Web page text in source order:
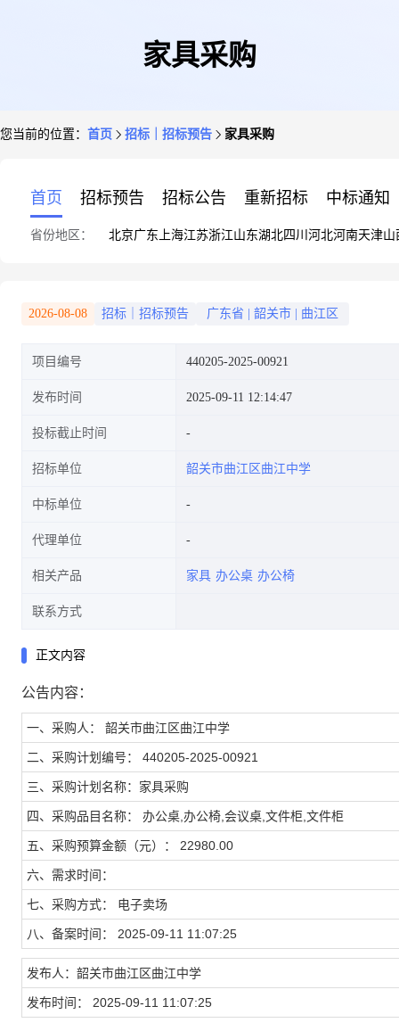
家具采购
您当前的位置： 首页 招标｜招标预告 家具采购
首页 招标预告 招标公告 重新招标 中标通知
省份地区： 北京广东 上海江苏浙江山东湖北四川 河北河南天津山
2026-08-08 招标｜招标预告 广东省 韶关市 曲江区
项目编号 440205-2025-00921
发布时间 2025-09-11 12:14:47
投标截止时间
招标单位 韶关市曲江区曲江中学
中标单位
代理单位
相关产品 家具 办公桌 办公椅
联系方式
正文内容
公告内容：
一、采购人： 韶关市曲江区曲江中学
二、采购计划编号： 440205-2025-00921
三、采购计划名称：家具采购
四、采购品目名称： 办公桌,办公椅,会议桌,文件柜,文件柜
五、采购预算金额（元）： 22980.00
六、需求时间：
七、采购方式： 电子卖场
八、备案时间： 2025-09-11 11:07:25
发布人：韶关市曲江区曲江中学
发布时间： 2025-09-11 11:07:25